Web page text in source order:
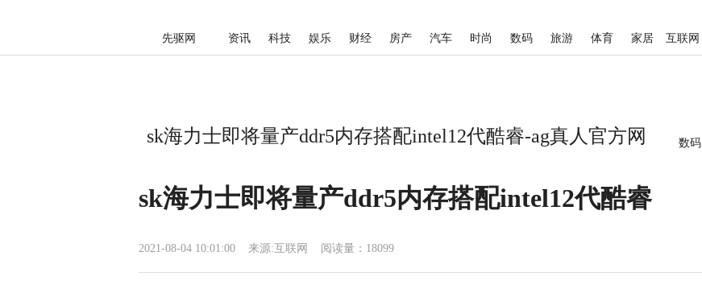
先驱网 资讯 科技 娱乐 财经 房产 汽车 时尚 数码 旅游 体育 家居 互联网
sk海力士即将量产ddr5内存搭配intel12代酷睿-ag真人官方网 数码
sk海力士即将量产ddr5内存搭配intel12代酷睿
2021-08-04 10:01:00 来源:互联网 阅读量：18099